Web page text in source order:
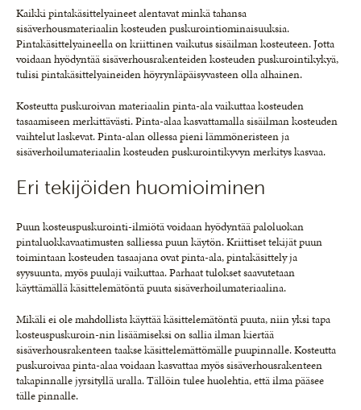
Kaikki pintakäsittelyaineet alentavat minkä tahansa
sisäverhousmateriaalin kosteuden puskurointiominaisuuksia.
Pintakäsittelyaineella on kriittinen vaikutus sisäilman kosteuteen. Jotta
voidaan hyödyntää sisäverhousrakenteiden kosteuden puskurointikykyä,
tulisi pintakäsittelyaineiden höyrynläpäisyvasteen olla alhainen.
Kosteutta puskuroivan materiaalin pinta-ala vaikuttaa kosteuden
tasaamiseen merkittävästi. Pinta-alaa kasvattamalla sisäilman kosteuden
vaihtelut laskevat. Pinta-alan ollessa pieni lämmöneristeen ja
sisäverhoilumateriaalin kosteuden puskurointikyvyn merkitys kasvaa.
Eri tekijöiden huomioiminen
Puun kosteuspuskurointi-ilmiötä voidaan hyödyntää paloluokan
pintaluokkavaatimusten salliessa puun käytön. Kriittiset tekijät puun
toimintaan kosteuden tasaajana ovat pinta-ala, pintakäsittely ja
syysuunta, myös puulaji vaikuttaa. Parhaat tulokset saavutetaan
käyttämällä käsittelemätöntä puuta sisäverhoilumateriaalina.
Mikäli ei ole mahdollista käyttää käsittelemätöntä puuta, niin yksi tapa
kosteuspuskuroin-nin lisäämiseksi on sallia ilman kiertää
sisäverhousrakenteen taakse käsittelemättömälle puupinnalle. Kosteutta
puskuroivaa pinta-alaa voidaan kasvattaa myös sisäverhousrakenteen
takapinnalle jyrsityllä uralla. Tällöin tulee huolehtia, että ilma pääsee
tälle pinnalle.